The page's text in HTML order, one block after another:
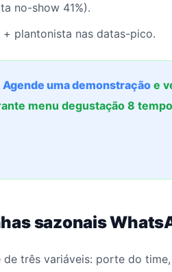
no-show 41%).
plantonista nas datas-pico.
Agende uma demonstração e
menu degustação 8
sazonais
três variáveis: porte do